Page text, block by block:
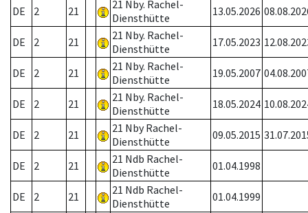
DE 2 21
21 Nby. Rachel-
Diensthütte
13.05.2026
DE 2 21
21 Nby. Rachel-
Diensthütte
17.05.2023
DE 2 21
21 Nby. Rachel-
Diensthütte
19.05.2007
DE 2 21
21 Nby. Rachel-
Diensthütte
18.05.2024
DE 2 21
21 Nby Rachel-
Diensthütte
09.05.2015
DE 2 21
21 Ndb Rachel-
Diensthütte
01.04.1998
DE 2 21
21 Ndb Rachel-
Diensthütte
01.04.1999